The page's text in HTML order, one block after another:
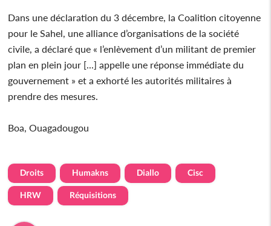
Dans une déclaration du 3 décembre, la Coalition citoyenne
pour le Sahel, une alliance d’organisations de la société
civile, a déclaré que « l’enlèvement d’un militant de premier
plan en plein jour [...] appelle une réponse immédiate du
gouvernement » et a exhorté les autorités militaires à
prendre des mesures.
Boa, Ouagadougou
Droits Humakns Diallo Cisc
HRW Réquisitions